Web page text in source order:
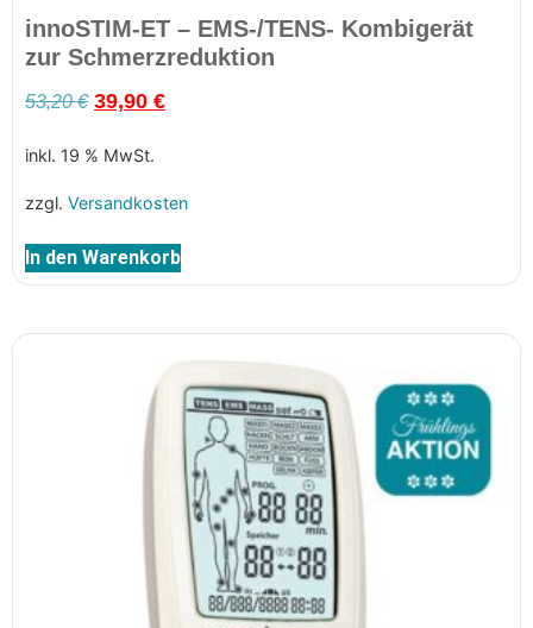
innoSTIM-ET – EMS-/TENS- Kombigerät
zur Schmerzreduktion
53,20€ 39,90 €
inkl. 19 % MwSt.
zzgl. Versandkosten
In den Warenkorb